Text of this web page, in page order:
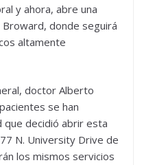
y ahora, abre una
donde seguirá
altamente
doctor Alberto
se han
que decidió abrir esta
N. University Drive de
los mismos servicios